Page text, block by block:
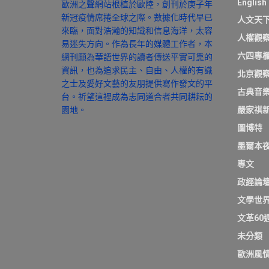
歐洲之聲網站根植於歐陸，創刊於庚子年
新冠疫情席捲全球之際。數據化時代早已
來臨，面對浩瀚的知識和信息海洋，太容
易迷失方向。作為長年的媒體工作者，本
網刊願為華語世界的讀者傳送平實可靠的
資訊，也為追求民主、自由、人權的有識
之士及愛好文藝的友朋提供寫作發文的平
台。祈望這裡成為志同道合者共同耕耘的
園地。
English
人文天
人權觀
六四專
北京觀
古典音
嚴家祺
圖博特
墨爾本
專文
政經論
文學世
文革60
未分類
歐洲風